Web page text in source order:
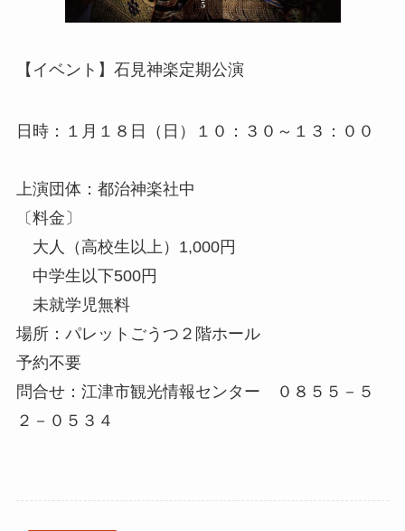
【イベント】石見神楽定期公演
日時：１月１８日（日）１０：３０～１３：００
上演団体：都治神楽社中
〔料金〕
大人（高校生以上）1,000円
中学生以下500円
未就学児無料
場所：パレットごうつ２階ホール
予約不要
問合せ：江津市観光情報センター ０８５５－５
２－０５３４